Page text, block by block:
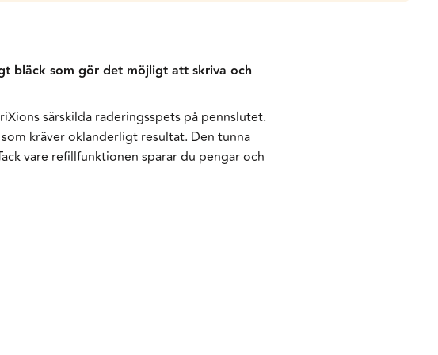
bläck som gör det möjligt att skriva och
särskilda raderingsspets på pennslutet.
kräver oklanderligt resultat. Den tunna
vare refillfunktionen sparar du pengar och